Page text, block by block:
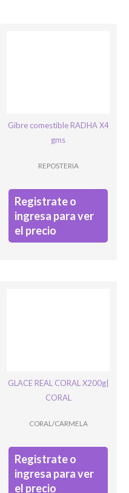
Gibre comestible RADHA X4
gms
REPOSTERIA
Registrate o
ingresa para ver
el precio
GLACE REAL CORAL X200g|
CORAL
CORAL/CARMELA
Registrate o
ingresa para ver
el precio